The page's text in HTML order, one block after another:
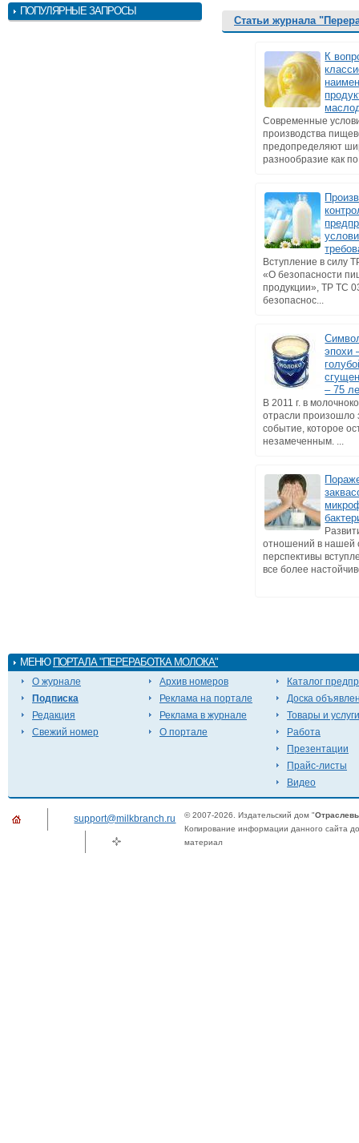
ПОПУЛЯРНЫЕ ЗАПРОСЫ
Статьи журнала
К
Современные
производства
предопределяют
разнообразие как
Вступление в силу
«О безопасности
продукции», ТР ТС
безопаснос...
эпохи
– 75
В 2011 г. в
отрасли произошло
событие, которое
незамеченным. ...
отношений в нашей
перспективы
все более
МЕНЮ ПОРТАЛА "ПЕРЕРАБОТКА МОЛОКА"
О журнале
Подписка
Редакция
Свежий номер
Архив номеров
Реклама на портале
Реклама в журнале
О портале
Каталог
Доска
Товары и услуги
Работа
Презентации
Прайс-листы
Видео
support@milkbranch.ru © 2007-2026. Издательский дом "
Копирование информации данного сайта
материал